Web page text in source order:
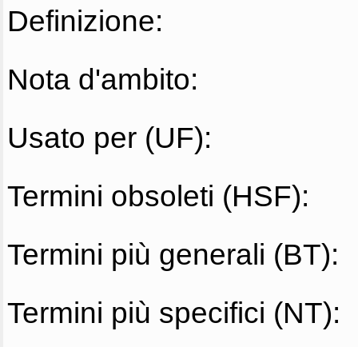
Definizione:
Nota d'ambito:
Usato per (UF):
Termini obsoleti (HSF):
Termini più generali (BT):
Termini più specifici (NT):